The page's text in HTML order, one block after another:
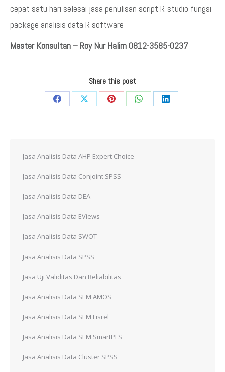
cepat satu hari selesai jasa penulisan script R-studio fungsi
package analisis data R software
Master Konsultan – Roy Nur Halim 0812-3585-0237
Share this post
Share
Share
Share
Share
Share
Jasa Analisis Data AHP Expert Choice
Jasa Analisis Data Conjoint SPSS
Jasa Analisis Data DEA
Jasa Analisis Data EViews
Jasa Analisis Data SWOT
Jasa Analisis Data SPSS
Jasa Uji Validitas Dan Reliabilitas
Jasa Analisis Data SEM AMOS
Jasa Analisis Data SEM Lisrel
Jasa Analisis Data SEM SmartPLS
Jasa Analisis Data Cluster SPSS